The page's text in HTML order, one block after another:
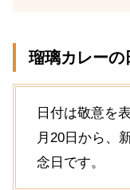
瑠璃カレーの
日付は敬意を
月20日から、
念日です。